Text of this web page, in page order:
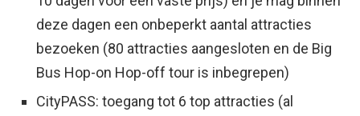
deze dagen een onbeperkt aantal attracties
bezoeken (80 attracties aangesloten en de Big
Bus Hop-on Hop-off tour is inbegrepen)
CityPASS: toegang tot 6 top attracties (al